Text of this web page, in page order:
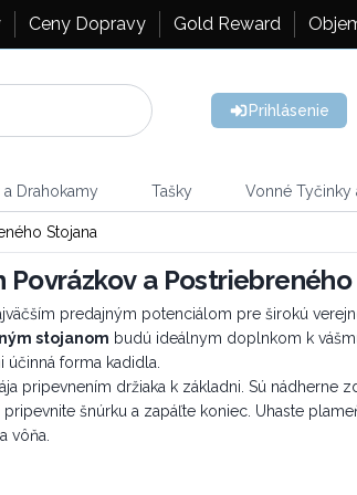
Ceny Dopravy Gold Reward
Prihlásenie
a Drahokamy Tašky Vonné Tyčinky
Stojana
a
predajným potenciálom pre širokú
stojanom budú ideálnym doplnkom k
forma kadidla.
pripevnením držiaka k základni. Sú nádherne
šnúrku a zapáľte koniec. Uhaste
vôňa.